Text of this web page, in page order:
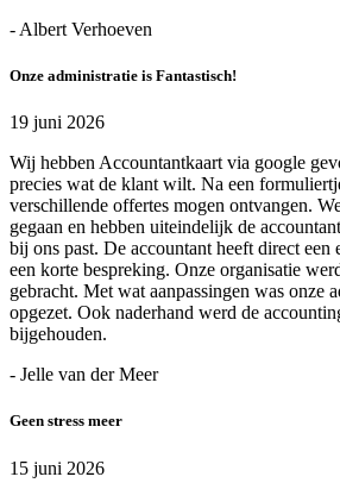
- Albert Verhoeven
Onze administratie is Fantastisch!
19 juni 2026
Wij hebben Accountantkaart via google
precies wat de klant wilt. Na een
verschillende offertes mogen ontvangen.
gegaan en hebben uiteindelijk de
bij ons past. De accountant heeft direct een
een korte bespreking. Onze organisatie
gebracht. Met wat aanpassingen was onze
opgezet. Ook naderhand werd de
bijgehouden.
- Jelle van der Meer
Geen stress meer
15 juni 2026